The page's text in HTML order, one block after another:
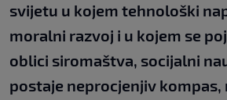
svijetu u kojem tehnološki
moralni razvoj i u kojem se
oblici siromaštva, socijalni
postaje neprocjenjiv kompas,